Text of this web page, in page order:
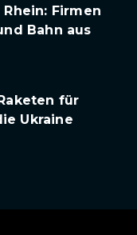
Firmen
Bahn aus
für
Ukraine